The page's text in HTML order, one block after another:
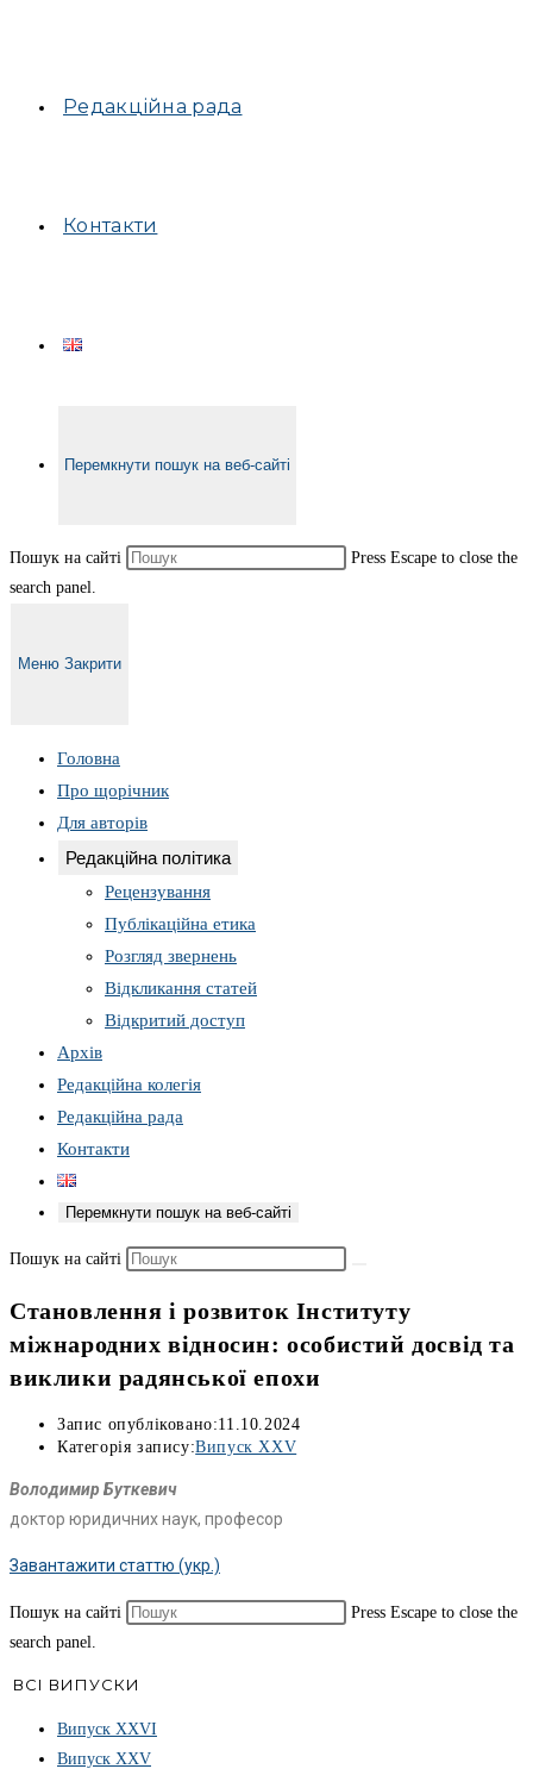
Редакційна рада
Контакти
Перемкнути пошук на веб-сайті
Пошук на сайті
Press Escape to close the
search panel.
Меню Закрити
Головна
Про щорічник
Для авторів
Редакційна політика
Рецензування
Публікаційна етика
Розгляд звернень
Відкликання статей
Відкритий доступ
Архів
Редакційна колегія
Редакційна рада
Контакти
Перемкнути пошук на веб-сайті
Пошук на сайті
Становлення і розвиток Інституту
міжнародних відносин: особистий досвід та
виклики радянської епохи
Запис опубліковано:11.10.2024
Категорія запису:Випуск XXV
Володимир Буткевич
доктор юридичних наук, професор
Завантажити статтю (укр.)
Пошук на сайті
Press Escape to close the
search panel.
ВСІ ВИПУСКИ
Випуск ХХVІ
Випуск XXV